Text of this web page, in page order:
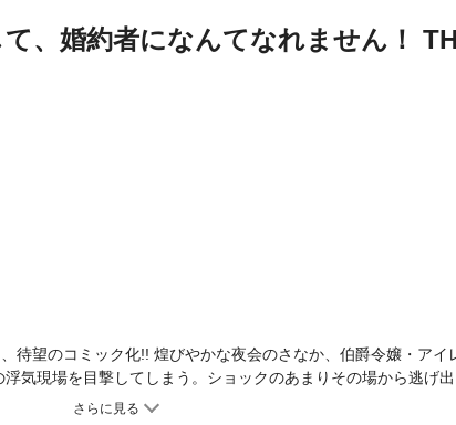
、婚約者になんてなれません！
待望のコミック化!! 煌びやかな夜会のさなか、伯爵令嬢・アイ
気現場を目撃してしまう。ショックのあまりその場から逃げ出
・ルパートとぶつかり、不審者扱いされてしまう。最悪な出会